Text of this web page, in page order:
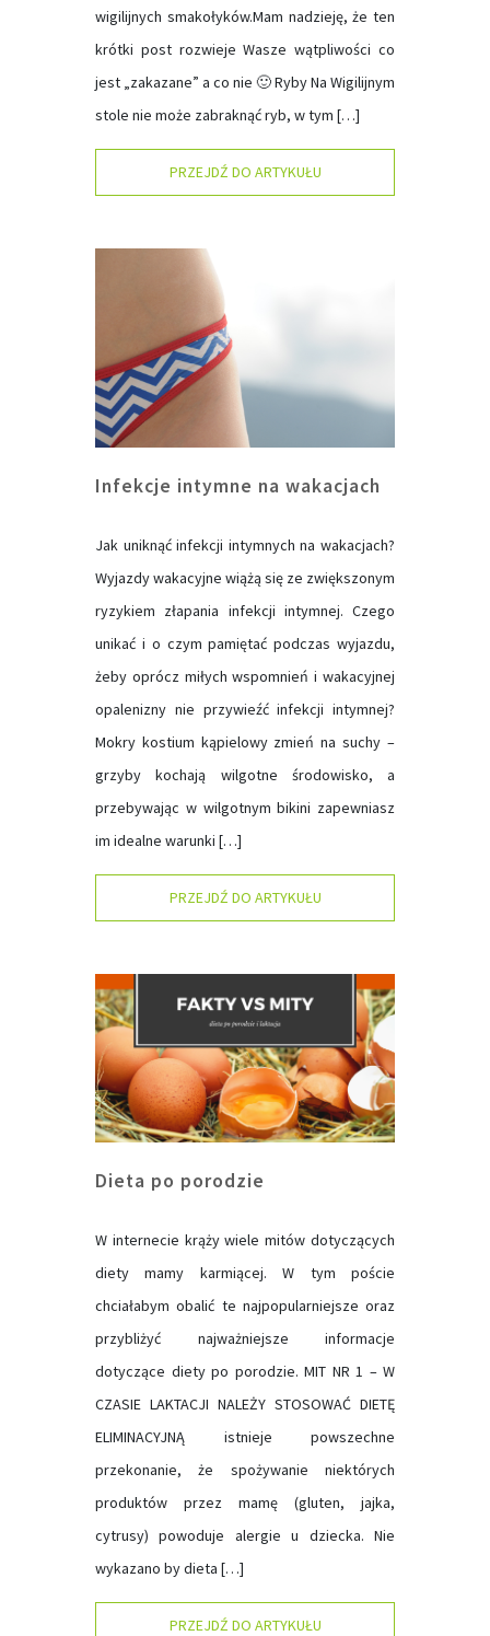
wigilijnych smakołyków.Mam nadzieję, że ten
krótki post rozwieje Wasze wątpliwości co
jest „zakazane” a co nie 🙂 Ryby Na Wigilijnym
stole nie może zabraknąć ryb, w tym […]
PRZEJDŹ DO ARTYKUŁU
Infekcje intymne na wakacjach
Jak uniknąć infekcji intymnych na wakacjach?
Wyjazdy wakacyjne wiążą się ze zwiększonym
ryzykiem złapania infekcji intymnej. Czego
unikać i o czym pamiętać podczas wyjazdu,
żeby oprócz miłych wspomnień i wakacyjnej
opalenizny nie przywieźć infekcji intymnej?
Mokry kostium kąpielowy zmień na suchy –
grzyby kochają wilgotne środowisko, a
przebywając w wilgotnym bikini zapewniasz
im idealne warunki […]
PRZEJDŹ DO ARTYKUŁU
Dieta po porodzie
W internecie krąży wiele mitów dotyczących
diety mamy karmiącej. W tym poście
chciałabym obalić te najpopularniejsze oraz
przybliżyć najważniejsze informacje
dotyczące diety po porodzie. MIT NR 1 – W
CZASIE LAKTACJI NALEŻY STOSOWAĆ DIETĘ
ELIMINACYJNĄ istnieje powszechne
przekonanie, że spożywanie niektórych
produktów przez mamę (gluten, jajka,
cytrusy) powoduje alergie u dziecka. Nie
wykazano by dieta […]
PRZEJDŹ DO ARTYKUŁU